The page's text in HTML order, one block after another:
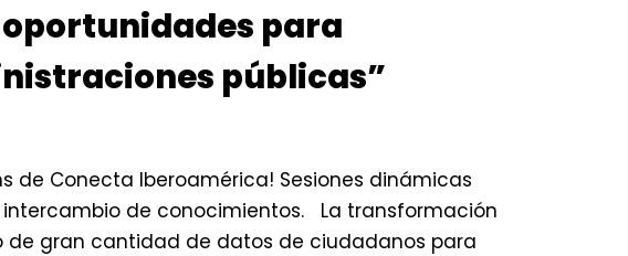
para
públicas”
de Conecta Iberoamérica! Sesiones dinámicas
de conocimientos. La transformación
de gran cantidad de datos de ciudadanos para